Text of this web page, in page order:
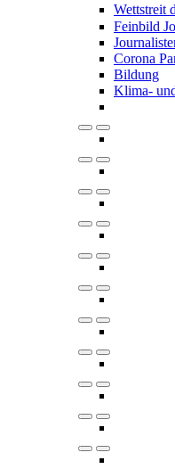
Wettstreit
Feinbild
Corona
Bildung
Klima-